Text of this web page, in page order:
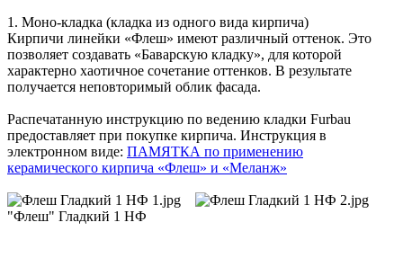
1. Моно-кладка (кладка из одного вида кирпича)
Кирпичи линейки «Флеш» имеют различный оттенок. Это
позволяет создавать «Баварскую кладку», для которой
характерно хаотичное сочетание оттенков. В результате
получается неповторимый облик фасада.
Распечатанную инструкцию по ведению кладки Furbau
предоставляет при покупке кирпича. Инструкция в
электронном виде: ПАМЯТКА по применению
керамического кирпича «Флеш» и «Меланж»
"Флеш" Гладкий 1 НФ